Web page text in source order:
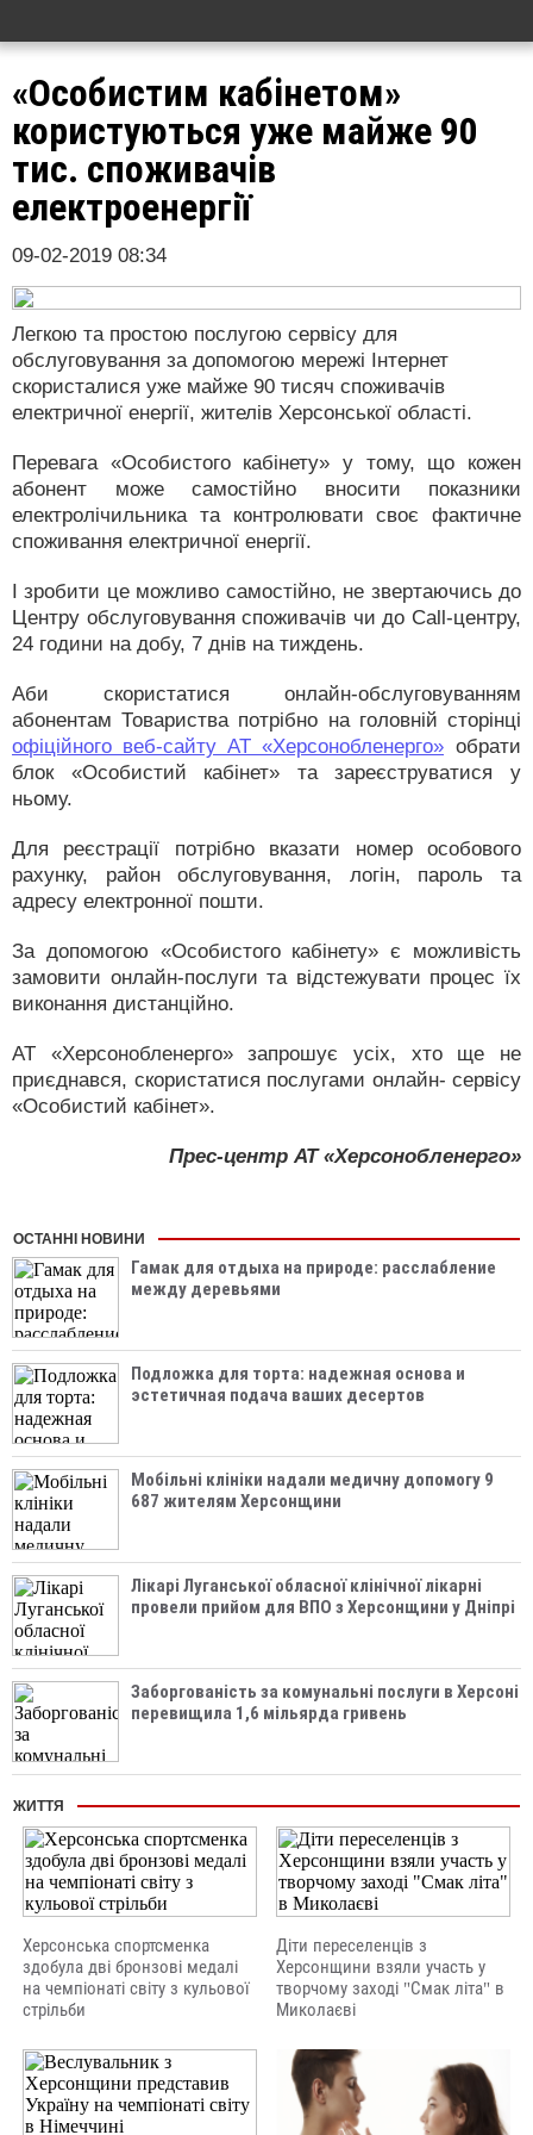
«Особистим кабінетом»
користуються уже майже 90
тис. споживачів
електроенергії
09-02-2019 08:34
Легкою та простою послугою сервісу для
обслуговування за допомогою мережі Інтернет
скористалися уже майже 90 тисяч споживачів
електричної енергії, жителів Херсонської області.
Перевага «Особистого кабінету» у тому, що кожен
абонент може самостійно вносити показники
електролічильника та контролювати своє фактичне
споживання електричної енергії.
І зробити це можливо самостійно, не звертаючись до
Центру обслуговування споживачів чи до Call-центру,
24 години на добу, 7 днів на тиждень.
Аби скористатися онлайн-обслуговуванням
абонентам Товариства потрібно на головній сторінці
офіційного веб-сайту АТ «Херсонобленерго» обрати
блок «Особистий кабінет» та зареєструватися у
ньому.
Для реєстрації потрібно вказати номер особового
рахунку, район обслуговування, логін, пароль та
адресу електронної пошти.
За допомогою «Особистого кабінету» є можливість
замовити онлайн-послуги та відстежувати процес їх
виконання дистанційно.
АТ «Херсонобленерго» запрошує усіх, хто ще не
приєднався, скористатися послугами онлайн- сервісу
«Особистий кабінет».
Прес-центр АТ «Херсонобленерго»
ОСТАННІ НОВИНИ
Гамак для отдыха на природе: расслабление
между деревьями
Подложка для торта: надежная основа и
эстетичная подача ваших десертов
Мобільні клініки надали медичну допомогу 9
687 жителям Херсонщини
Лікарі Луганської обласної клінічної лікарні
провели прийом для ВПО з Херсонщини у Дніпрі
Заборгованість за комунальні послуги в Херсоні
перевищила 1,6 мільярда гривень
ЖИТТЯ
Херсонська спортсменка
здобула дві бронзові медалі
на чемпіонаті світу з кульової
стрільби
Діти переселенців з
Херсонщини взяли участь у
творчому заході "Смак літа" в
Миколаєві